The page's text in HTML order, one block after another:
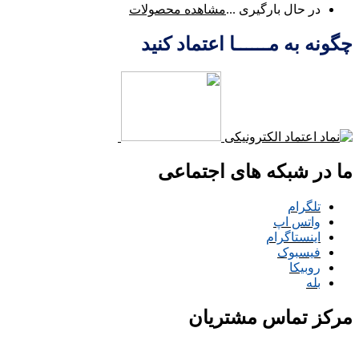
در حال بارگیری ...مشاهده محصولات
چگونه به مــــــا اعتماد کنید
ما در شبکه های اجتماعی
تلگرام
واتس اپ
اینستاگرام
فیسبوک
روبیکا
بله
مرکز تماس مشتریان